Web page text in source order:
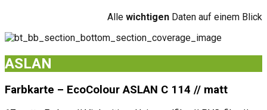
Alle wichtigen Daten auf einem Blick
ASLAN
Farbkarte – EcoColour ASLAN C 114 // matt